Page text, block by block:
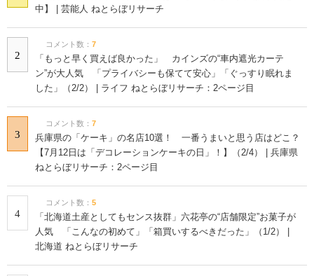
中】 | 芸能人 ねとらぼリサーチ
2
コメント数： 7
「もっと早く買えば良かった」 カインズの“車内遮光カーテ
ン”が大人気 「プライバシーも保てて安心」「ぐっすり眠れま
した」（2/2） | ライフ ねとらぼリサーチ：2ページ目
3
コメント数： 7
兵庫県の「ケーキ」の名店10選！ 一番うまいと思う店はどこ？
【7月12日は「デコレーションケーキの日」！】（2/4） | 兵庫県
ねとらぼリサーチ：2ページ目
4
コメント数： 5
「北海道土産としてもセンス抜群」六花亭の“店舗限定”お菓子が
人気 「こんなの初めて」「箱買いするべきだった」（1/2） |
北海道 ねとらぼリサーチ